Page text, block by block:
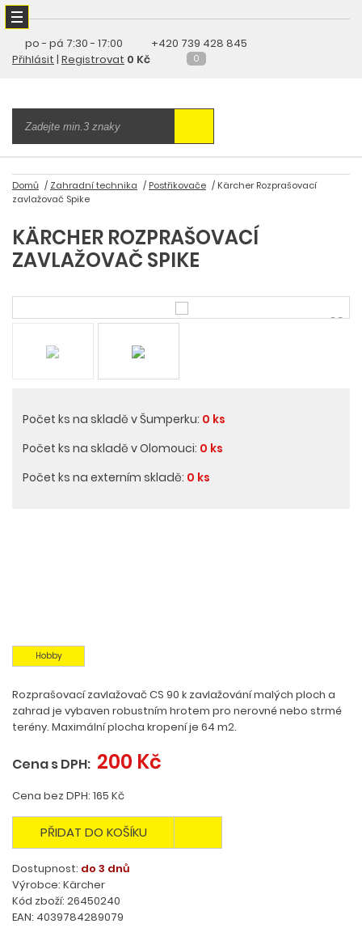
po - pá 7:30 - 17:00
+420 739 428 845
Přihlásit | Registrovat 0 Kč 0
Domů Zahradní technika Postřikovače
Kärcher Rozprašovací
zavlažovač Spike
KÄRCHER ROZPRAŠOVACÍ
ZAVLAŽOVAČ SPIKE
Počet ks na skladě v Šumperku: 0 ks
Počet ks na skladě v Olomouci: 0 ks
Počet ks na externím skladě: 0 ks
Hobby
Rozprašovací zavlažovač CS 90 k zavlažování malých ploch a
zahrad je vybaven robustním hrotem pro nerovné nebo strmé
terény. Maximální plocha kropení je 64 m2.
Cena s DPH: 200 Kč
Cena bez DPH: 165 Kč
PŘIDAT DO KOŠÍKU
Dostupnost: do 3 dnů
Výrobce: Kärcher
Kód zboží: 26450240
EAN: 4039784289079